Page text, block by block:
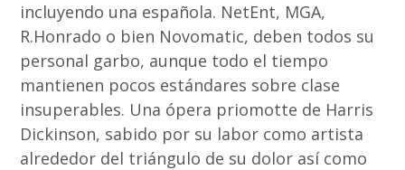
incluyendo una española. NetEnt, MGA,
R.Honrado o bien Novomatic, deben todos su
personal garbo, aunque todo el tiempo
mantienen pocos estándares sobre clase
insuperables. Una ópera priomotte de Harris
Dickinson, sabido por su labor como artista
alrededor del triángulo de su dolor así­ como